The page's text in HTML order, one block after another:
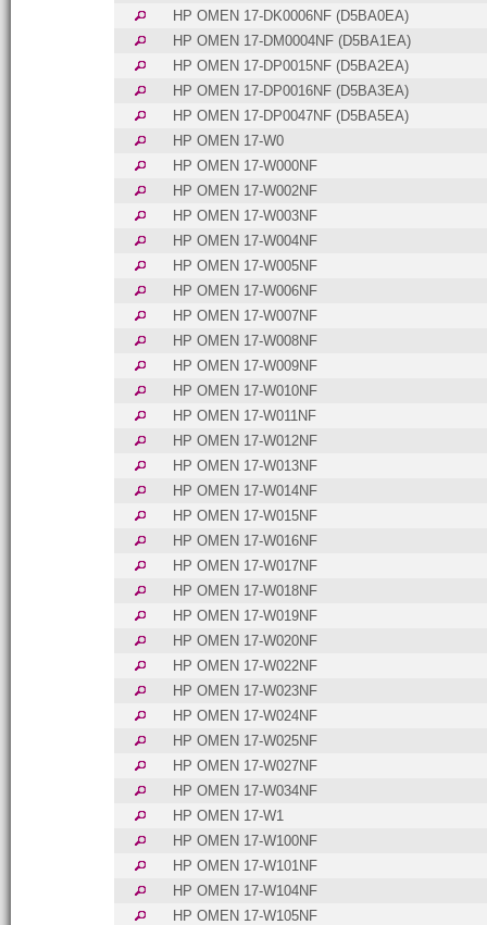
HP OMEN 17-DK0006NF (D5BA0EA)
HP OMEN 17-DM0004NF (D5BA1EA)
HP OMEN 17-DP0015NF (D5BA2EA)
HP OMEN 17-DP0016NF (D5BA3EA)
HP OMEN 17-DP0047NF (D5BA5EA)
HP OMEN 17-W0
HP OMEN 17-W000NF
HP OMEN 17-W002NF
HP OMEN 17-W003NF
HP OMEN 17-W004NF
HP OMEN 17-W005NF
HP OMEN 17-W006NF
HP OMEN 17-W007NF
HP OMEN 17-W008NF
HP OMEN 17-W009NF
HP OMEN 17-W010NF
HP OMEN 17-W011NF
HP OMEN 17-W012NF
HP OMEN 17-W013NF
HP OMEN 17-W014NF
HP OMEN 17-W015NF
HP OMEN 17-W016NF
HP OMEN 17-W017NF
HP OMEN 17-W018NF
HP OMEN 17-W019NF
HP OMEN 17-W020NF
HP OMEN 17-W022NF
HP OMEN 17-W023NF
HP OMEN 17-W024NF
HP OMEN 17-W025NF
HP OMEN 17-W027NF
HP OMEN 17-W034NF
HP OMEN 17-W1
HP OMEN 17-W100NF
HP OMEN 17-W101NF
HP OMEN 17-W104NF
HP OMEN 17-W105NF